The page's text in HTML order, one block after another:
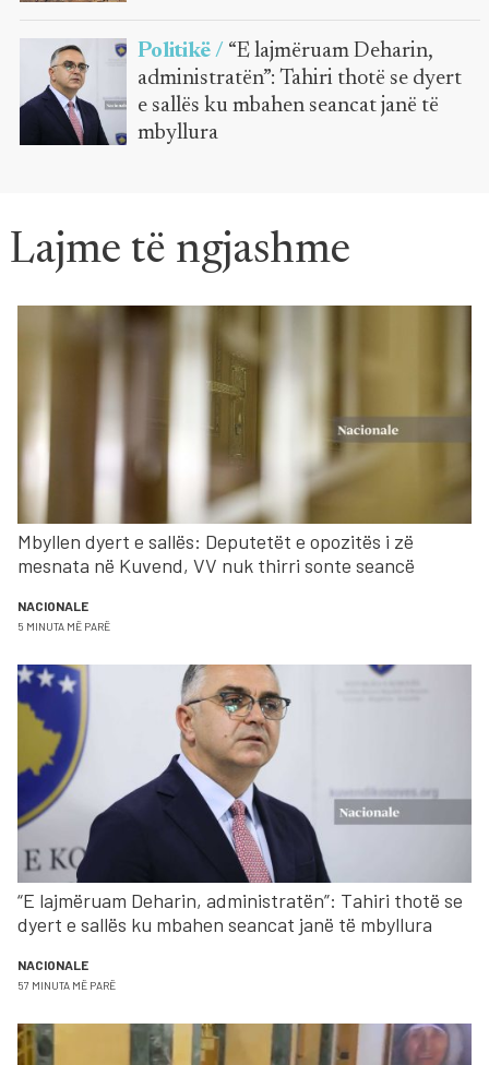
Politikë / “E lajmëruam Deharin,
administratën”: Tahiri thotë se dyert
e sallës ku mbahen seancat janë të
mbyllura
Lajme të ngjashme
Mbyllen dyert e sallës: Deputetët e opozitës i zë
mesnata në Kuvend, VV nuk thirri sonte seancë
NACIONALE
5 MINUTA MË PARË
“E lajmëruam Deharin, administratën”: Tahiri thotë se
dyert e sallës ku mbahen seancat janë të mbyllura
NACIONALE
57 MINUTA MË PARË